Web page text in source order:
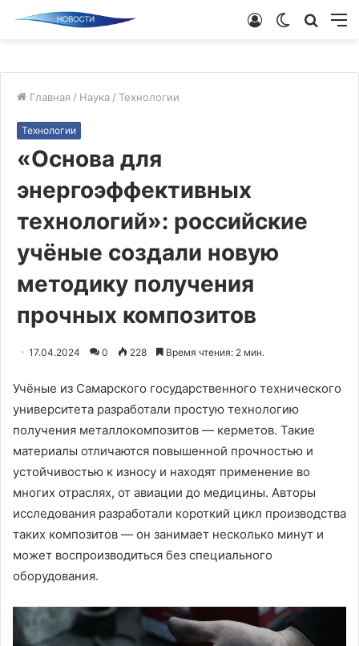
Поиск
Switch
Войти
Главная / Наука / Технологии
Технологии
«Основа для
энергоэффективных
технологий»: российские
учёные создали новую
методику получения
прочных композитов
17.04.2024 0 228 Время чтения: 2 мин.
Учёные из Самарского государственного технического
университета разработали простую технологию
получения металлокомпозитов — керметов. Такие
материалы отличаются повышенной прочностью и
устойчивостью к износу и находят применение во
многих отраслях, от авиации до медицины. Авторы
исследования разработали короткий цикл производства
таких композитов — он занимает несколько минут и
может воспроизводиться без специального
оборудования.